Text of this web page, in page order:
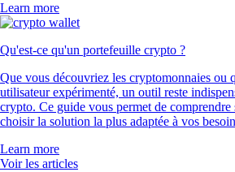
Learn more
Qu'est-ce qu'un portefeuille crypto ?
Que vous découvriez les cryptomonnaies ou
utilisateur expérimenté, un outil reste
crypto. Ce guide vous permet de
choisir la solution la plus adaptée à vos
Learn more
Voir les articles